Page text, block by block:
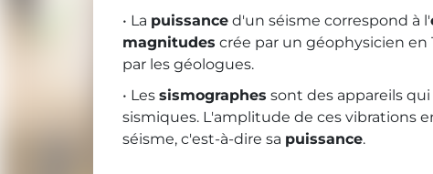
• La puissance d'un séisme correspond à l'
magnitudes crée par un géophysicien en
par les géologues.
• Les sismographes sont des appareils
sismiques. L'amplitude de ces vibrations
séisme, c'est-à-dire sa puissance.